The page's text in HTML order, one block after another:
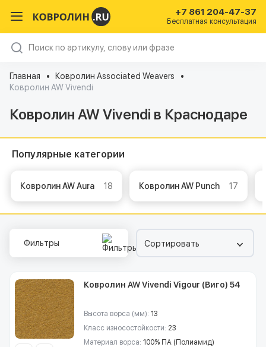
+7 861 204-47-37
Бесплатная консультация
Главная
Ковролин Associated Weavers
Ковролин AW Vivendi
Ковролин AW Vivendi в Краснодаре
Популярные категории
Ковролин AW Aura 18 Ковролин AW Punch 17
Фильтры Сортировать
Ковролин AW Vivendi Vigour (Виго) 54
Высота ворса (мм): 13
Класс износостойкости: 23
Материал ворса: 100% ПА (Полиамид)